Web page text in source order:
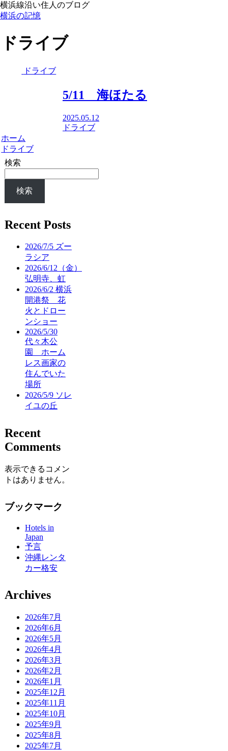
横浜線沿い住人のブログ
横浜の記憶
ドライブ
ドライブ
5/11 海ほたる
2025.05.12
ドライブ
ホーム
ドライブ
検索
検索
Recent Posts
2026/7/5 ズー
ラシア
2026/6/12（金）
弘明寺、虹
2026/6/2 横浜
開港祭 花
火とドロー
ンショー
2026/5/30
代々木公
園 ホーム
レス画家の
住んでいた
場所
2026/5/9 ソレ
イユの丘
Recent
Comments
表示できるコメン
トはありません。
ブックマーク
Hotels in
Japan
予言
沖縄レンタ
カー格安
Archives
2026年7月
2026年6月
2026年5月
2026年4月
2026年3月
2026年2月
2026年1月
2025年12月
2025年11月
2025年10月
2025年9月
2025年8月
2025年7月